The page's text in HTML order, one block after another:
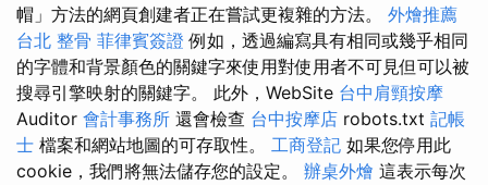
帽」方法的網頁創建者正在嘗試更複雜的方法。 外燴推薦
台北 整骨 菲律賓簽證 例如，透過編寫具有相同或幾乎相同
的字體和背景顏色的關鍵字來使用對使用者不可見但可以被
搜尋引擎映射的關鍵字。 此外，WebSite 台中肩頸按摩
Auditor 會計事務所 還會檢查 台中按摩店 robots.txt 記帳
士 檔案和網站地圖的可存取性。 工商登記 如果您停用此
cookie，我們將無法儲存您的設定。 辦桌外燴 這表示每次